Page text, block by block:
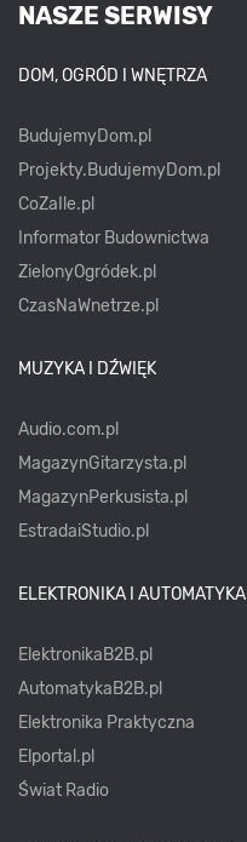
NASZE SERWISY
DOM, OGRÓD I WNĘTRZA
BudujemyDom.pl
Projekty.BudujemyDom.pl
CoZaIle.pl
Informator Budownictwa
ZielonyOgródek.pl
CzasNaWnetrze.pl
MUZYKA I DŹWIĘK
Audio.com.pl
MagazynGitarzysta.pl
MagazynPerkusista.pl
EstradaiStudio.pl
ELEKTRONIKA I AUTOMATYKA
ElektronikaB2B.pl
AutomatykaB2B.pl
Elektronika Praktyczna
Elportal.pl
Świat Radio